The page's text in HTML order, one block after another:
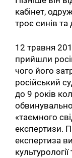
кабінет,
троє синів та
12 травня
прийшли
чого його
російський
до 9 років
«таємного
експертизи.
експертиза